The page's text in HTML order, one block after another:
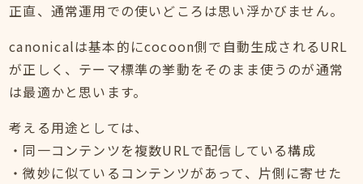
正直、通常運用での使いどころは思い浮かびません。
canonicalは基本的にcocoon側で自動生成されるURL
が正しく、テーマ標準の挙動をそのまま使うのが通常
は最適かと思います。
考える用途としては、
・同一コンテンツを複数URLで配信している構成
・微妙に似ているコンテンツがあって、片側に寄せた